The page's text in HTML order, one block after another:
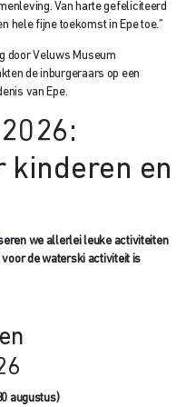
Van harte gefeliciteerd
hele fijne toekomst in Epe toe.”
door Veluws Museum
de inburgeraars op een
van Epe.
kinderen en
we allerlei leuke activiteiten
voor de waterski activiteit is
augustus)